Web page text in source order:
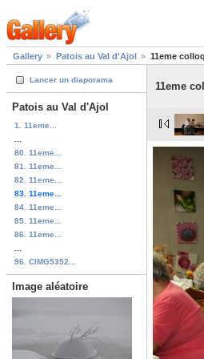
Gallery Patois au Val d'Ajol 11eme
Lancer un diaporama
Patois au Val d'Ajol
1. 11eme...
80. 11eme...
81. 11eme...
82. 11eme...
83. 11eme...
84. 11eme...
85. 11eme...
86. 11eme...
96. CIMG5352...
Image aléatoire
11eme